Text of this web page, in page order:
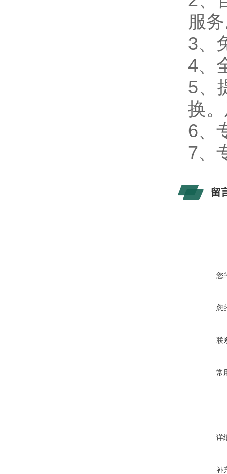
服
3、
4、
5、
换
6、
7、
留
您
您
联
常
详
补